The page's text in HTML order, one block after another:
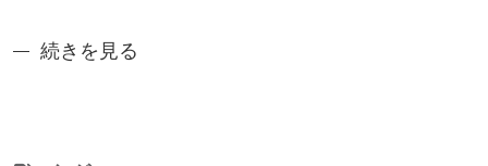
奈良先端アントレシリーズ2：技術者の大学発ベ
続きを見る